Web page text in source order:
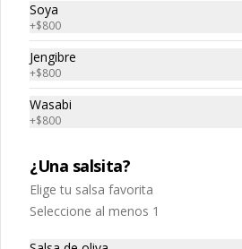
$5.040
Tako spicy 🌶️
Pulpo, spicy, palta
$5.670
Maguro roll
Soya
+$800
Jengibre
+$800
Wasabi
+$800
¿Una salsita?
Elige tu salsa favorita
Seleccione al menos 1